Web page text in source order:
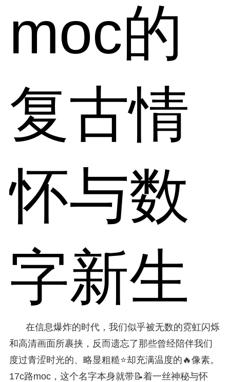
moc的
复古情
怀与数
字新生
在信息爆炸的时代，我们似乎被无数的霓虹闪烁
和高清画面所裹挟，反而遗忘了那些曾经陪伴我们
度过青涩时光的、略显粗糙⭐却充满温度的🔥像素。
17c路moc，这个名字本身就带📝着一丝神秘与怀